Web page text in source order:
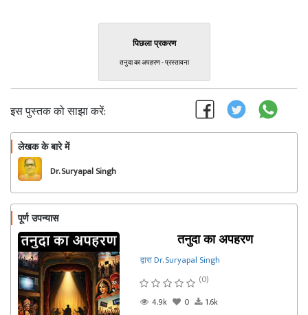
पिछला प्रकरण
तनुदा का अपहरण - प्रस्तावना
इस पुस्तक को साझा करें:
लेखक के बारे में
Dr. Suryapal Singh
पूर्ण उपन्यास
तनुदा का अपहरण
द्वारा Dr. Suryapal Singh
(0)
4.9k
0 1.6k